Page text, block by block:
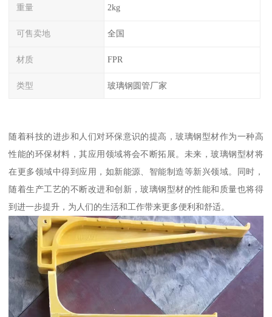
重量 2kg
可售卖地 全国
材质 FPR
类型 玻璃钢圆管厂家
随着科技的进步和人们对环保意识的提高，玻璃钢型材作为一种高
性能的环保材料，其应用领域将会不断拓展。未来，玻璃钢型材将
在更多领域中得到应用，如新能源、智能制造等新兴领域。同时，
随着生产工艺的不断改进和创新，玻璃钢型材的性能和质量也将得
到进一步提升，为人们的生活和工作带来更多便利和舒适。